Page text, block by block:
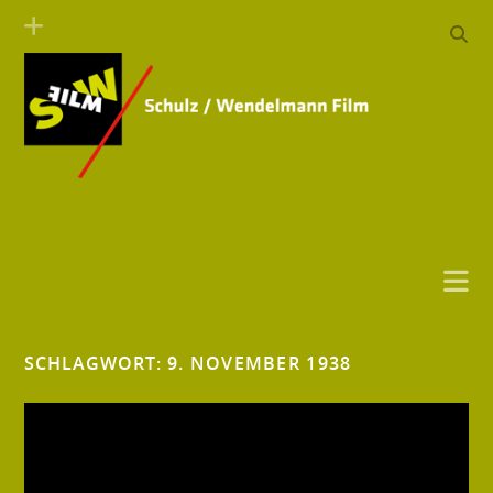
SCHLAGWORT: 9. NOVEMBER 1938